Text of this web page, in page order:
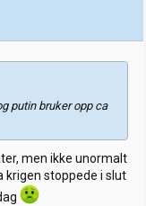
putin bruker opp ca
men ikke unormalt
krigen stoppede i slut